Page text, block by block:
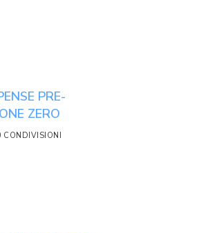
PRE-
ZERO
CONDIVISIONI